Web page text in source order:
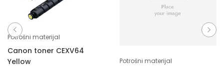
Potrošni materijal
Canon toner CEXV64
Yellow
Potrošni materijal